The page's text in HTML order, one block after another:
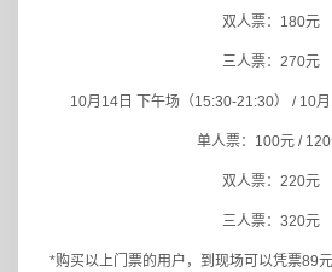
双人票：180元
三人票：270元
10月14日 下午场（15:30-21:30） / 10
单人票：100元 /
双人票：220元
三人票：320元
*购买以上门票的用户，到现场可以凭票89